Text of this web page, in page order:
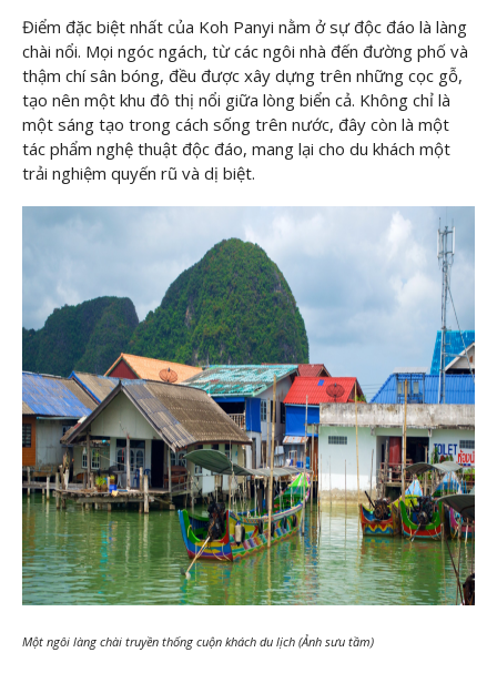
Điểm đặc biệt nhất của Koh Panyi nằm ở sự độc đáo là làng
chài nổi. Mọi ngóc ngách, từ các ngôi nhà đến đường phố và
thậm chí sân bóng, đều được xây dựng trên những cọc gỗ,
tạo nên một khu đô thị nổi giữa lòng biển cả. Không chỉ là
một sáng tạo trong cách sống trên nước, đây còn là một
tác phẩm nghệ thuật độc đáo, mang lại cho du khách một
trải nghiệm quyến rũ và dị biệt.
Một ngôi làng chài truyền thống cuộn khách du lịch (Ảnh sưu tầm)